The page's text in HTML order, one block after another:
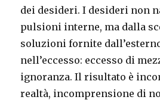
dei desideri. I desideri non
pulsioni interne, ma dalla
soluzioni fornite
nell’eccesso: eccesso di
ignoranza. Il risultato è
realtà, incomprensione di